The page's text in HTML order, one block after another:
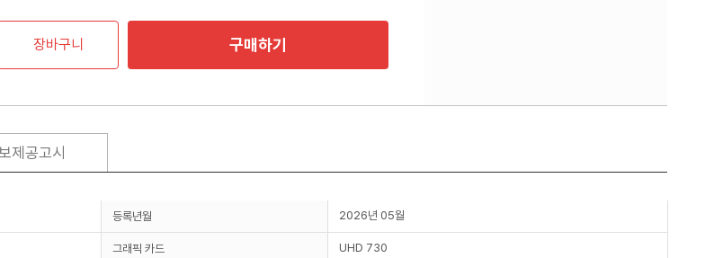
장바구니 구매하기
제공고시
등록년월 2026년 05월
그래픽 카드 UHD 730